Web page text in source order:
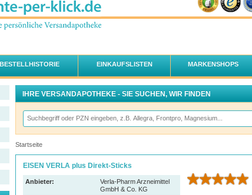
BESTELLHISTORIE EINKAUFSLISTEN MARKENSHOPS
IHRE VERSANDAPOTHEKE - SIE SUCHEN, WIR FINDEN
Startseite
EISEN VERLA plus Direkt-Sticks
Anbieter:
Verla-Pharm Arzneimittel
GmbH & Co. KG